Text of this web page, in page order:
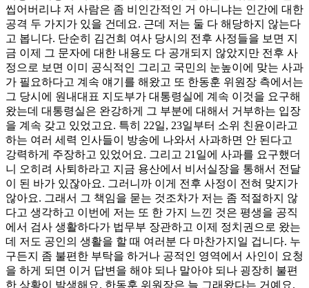
씹어버리냐 저 사람은 좀 비인간적인 거 아니냐는 인간에 대한
공격 두 가지가 있을 건데요. 근데 저는 둘 다 해당하지 않는다
고 봅니다. 단순히 김건희 여사 당시의 전후 사정들을 보면 지
금 이제 그 문자에 대한 내용도 다 공개되지 않았지만 전후 사
정으로 보면 이미 공식적인 그리고 국민의 눈높이에 맞는 사과
가 필요하다고 계속 얘기를 해왔고 또 한동훈 위원장 측에서는
그 당시에 원내대표 지도부가 대통령실에 계속 이것을 요구해
왔는데 대통령실은 완강하게 그 부분에 대해서 거부하는 입장
을 계속 갖고 있었고요. 특히 22일, 23일부터 소위 친윤이라고
하는 여러 세력 인사들이 방송에 나와서 사과하면 안 된다고
강력하게 주장하고 있었어요. 그리고 21일에 사과를 요구했더
니 오히려 사퇴하라고 지금 용산에서 비서실장을 통해서 전달
이 된 바가 있잖아요. 그러니까 이게 전후 사정이 전혀 맞지가
않아요. 그래서 그 책임을 묻는 것조차가 저는 좀 적절하지 않
다고 생각하고 이번에 저는 또 한 가지 느낀 것은 평생을 공직
에서 검사 생활하다가 법무부 장관하고 이제 정치권으로 왔는
데 저도 공인의 생활을 할 때 여러분 다 마찬가지일 겁니다. 누
구든지 좀 불편한 부탁을 하거나 공적인 영역에서 사인이 요청
을 하게 되면 이거 답변을 해야 되나 말아야 되나 굉장히 불편
한 상황이 발생해요. 한동훈 위원장은 늘 그래왔다는 거예요.